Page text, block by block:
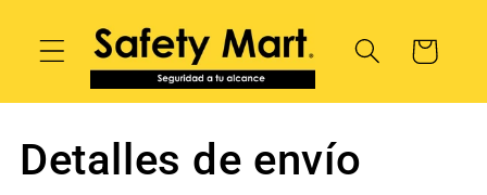
directamente
al contenido
Carrito
Detalles de envío